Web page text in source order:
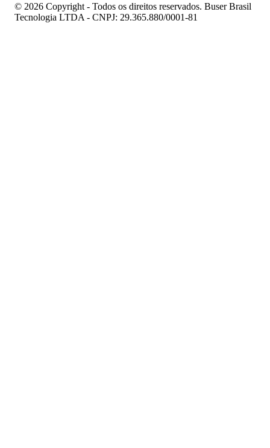
© 2026 Copyright - Todos os direitos reservados. Buser Brasil
Tecnologia LTDA - CNPJ: 29.365.880/0001-81